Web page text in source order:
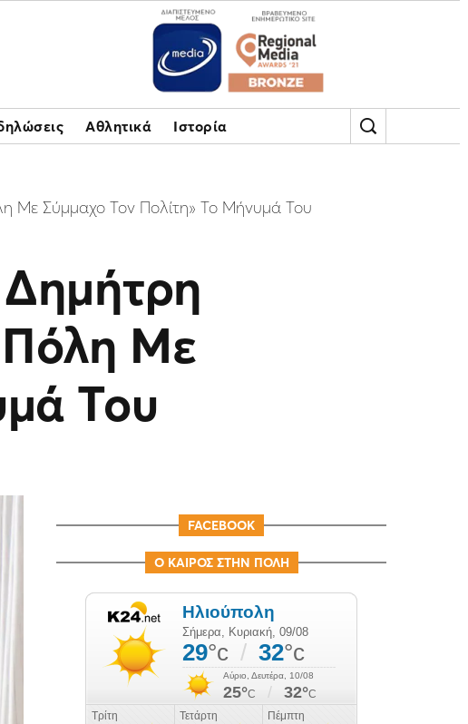
Αθλητικά Ιστορία
Με Σύμμαχο Τον Πολίτη» Το Μήνυμά Του
Δημήτρη
Πόλη Με
Του
FACEBOOK
Ο ΚΑΙΡΟΣ ΣΤΗΝ ΠΟΛΗ